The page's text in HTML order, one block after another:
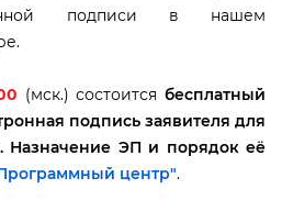
подписи в нашем
(мск.) состоится есплатный
подпись заявителя для
Назначение ЭП и порядок её
центр".